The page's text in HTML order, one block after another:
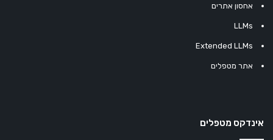
אחסון אתרים
LLMs
Extended LLMs
אתר מטפלים
אינדקס מטפלים